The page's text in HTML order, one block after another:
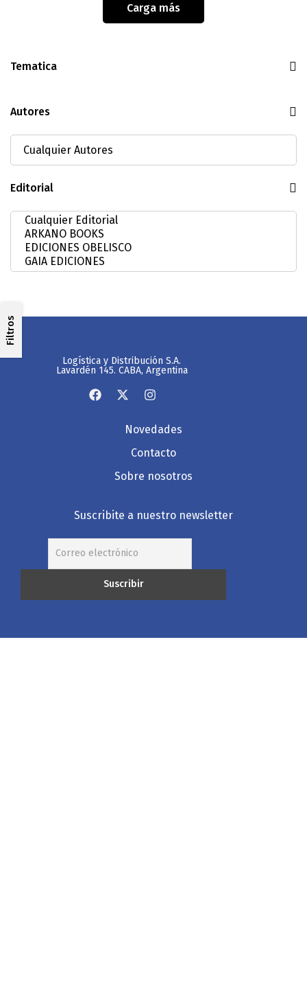
Tematica
Autores
Editorial
Filtros
Carga más
Logística y Distribución S.A.
Lavardén 145. CABA, Argentina
Novedades
Contacto
Sobre nosotros
Suscribite a nuestro newsletter